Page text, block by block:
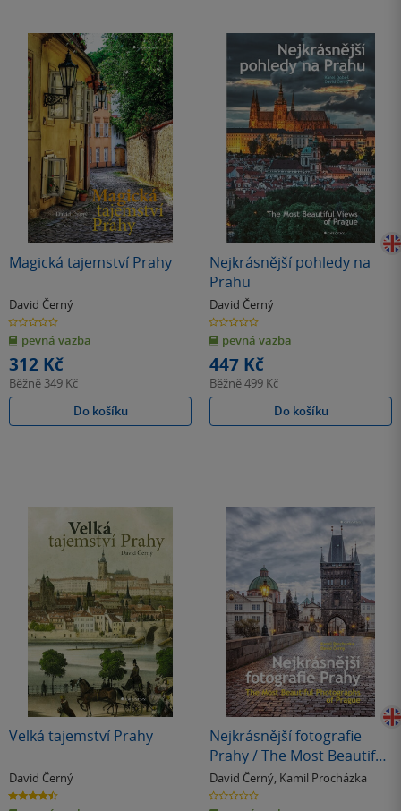
Magická tajemství Prahy
David Černý
0.0
z
5
hvězdiček
pevná vazba
312 Kč
Běžně 349 Kč
Do košíku
Nejkrásnější pohledy na
Prahu
David Černý
0.0
z
5
hvězdiček
pevná vazba
447 Kč
Běžně499 Kč
Do košíku
Velká tajemství Prahy
David Černý
4.5
z
Nejkrásnější fotografie
Prahy / The Most Beautiful
Photographs of Prague
David Černý, Kamil Procházka
0.0
z